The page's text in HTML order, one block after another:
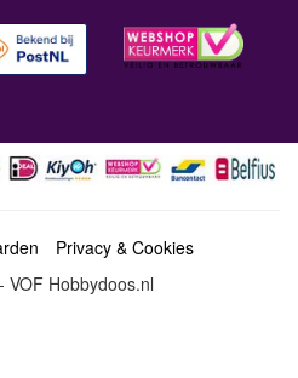
Privacy & Cookies
VOF Hobbydoos.nl